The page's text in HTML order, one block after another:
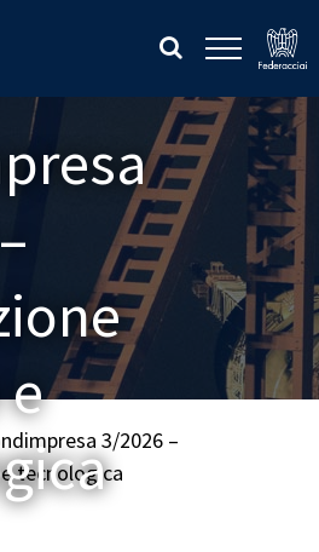
3/2026 –
tecnologica